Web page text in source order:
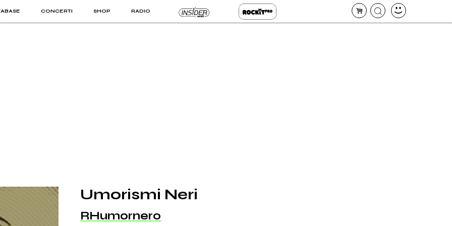
CONCERTI SHOP RADIO
PRO
Umorismi Neri
RHumornero